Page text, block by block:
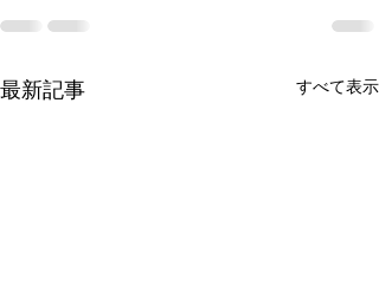
最新記事 すべて表示